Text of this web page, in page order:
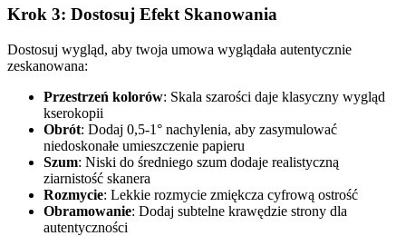
Krok 3: Dostosuj Efekt Skanowania
Dostosuj wygląd, aby twoja umowa wyglądała autentycznie
zeskanowana:
Przestrzeń kolorów: Skala szarości daje klasyczny wygląd
kserokopii
Obrót: Dodaj 0,5-1° nachylenia, aby zasymulować
niedoskonałe umieszczenie papieru
Szum: Niski do średniego szum dodaje realistyczną
ziarnistość skanera
Rozmycie: Lekkie rozmycie zmiękcza cyfrową ostrość
Obramowanie: Dodaj subtelne krawędzie strony dla
autentyczności